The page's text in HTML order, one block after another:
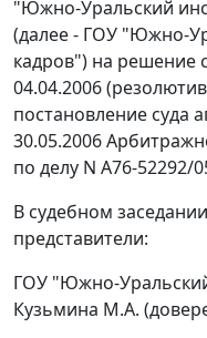
"Южно-Уральский
(далее - ГОУ "Южно-
кадров") на решение
04.04.2006
постановление суда
30.05.2006
по делу N А76-52292/
В судебном
представители:
ГОУ "Южно-
Кузьмина М.А.